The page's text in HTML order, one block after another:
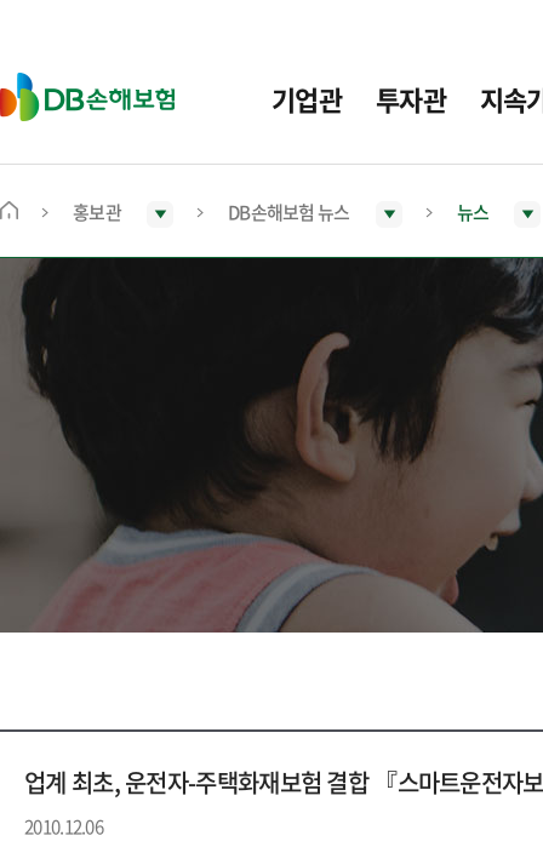
D
B
보
기업관 투자관 지속
메
홍보관 DB손해보험 뉴스 뉴스
업계 최초, 운전자-주택화재보험 결합 『스마트운전자
2010.12.06